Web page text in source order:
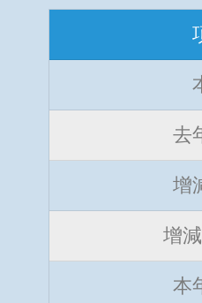
去
增
增
本